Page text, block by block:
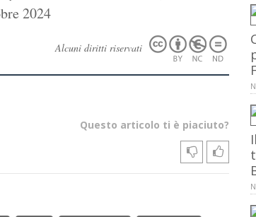
2024
Alcuni diritti riservati
Questo articolo ti è piaciuto?